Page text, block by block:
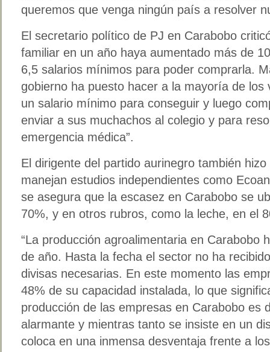
queremos que venga ningún país a resolver
El secretario político de PJ en Carabobo
familiar en un año haya aumentado más de
6,5 salarios mínimos para poder comprarla.
gobierno ha puesto hacer a la mayoría de los
un salario mínimo para conseguir y luego
enviar a sus muchachos al colegio y para
emergencia médica”.
El dirigente del partido aurinegro también
manejan estudios independientes como
se asegura que la escasez en Carabobo se
70%, y en otros rubros, como la leche, en el
“La producción agroalimentaria en Carabobo
de año. Hasta la fecha el sector no ha
divisas necesarias. En este momento las
48% de su capacidad instalada, lo que
producción de las empresas en Carabobo es
alarmante y mientras tanto se insiste en un
coloca en una inmensa desventaja frente a